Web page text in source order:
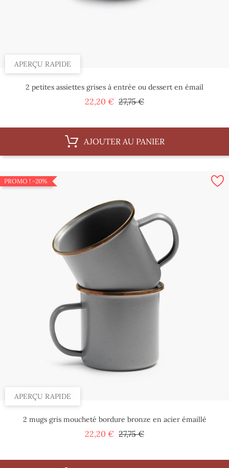
APERÇU RAPIDE
2 petites assiettes grises à entrée ou dessert en émail
22,20 € Prix
27,75 €Prix
AJOUTER AU PANIER
APERÇU RAPIDE
PROMO ! -20%
2 mugs gris moucheté bordure bronze en acier émaillé
22,20 € Prix
27,75 €Prix